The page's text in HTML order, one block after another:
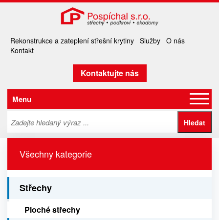
Rekonstrukce a zateplení střešní krytiny Služby O nás
Kontakt
Kontaktujte nás
Menu
Všechny kategorie
Střechy
Ploché střechy